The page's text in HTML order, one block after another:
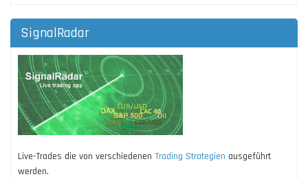
SignalRadar
Live-Trades die von verschiedenen Trading Strategien ausgeführt
werden.